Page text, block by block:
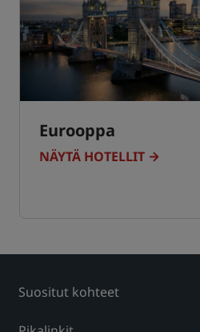
Eurooppa
NÄYTÄ HOTELLIT
Suositut kohteet